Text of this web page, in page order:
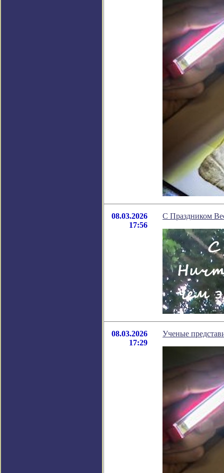
08.03.2026
17:56
С Праздником
08.03.2026
17:29
Ученые